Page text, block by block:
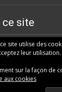
ce site
site utilise des
leur utilisation.
sur la façon de
aux cookies